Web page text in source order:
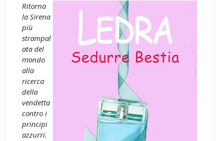
Ritorna
la Sirena
più
strampal
ata del
mondo
alla
ricerca
della
vendetta
contro i
principi
azzurri.